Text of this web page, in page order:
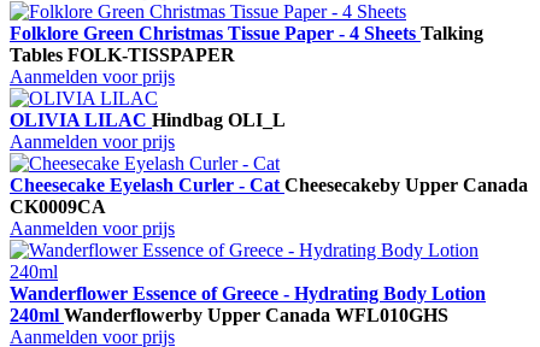
Folklore Green Christmas Tissue Paper - 4 Sheets Talking
Tables FOLK-TISSPAPER
Aanmelden voor prijs
OLIVIA LILAC Hindbag OLI_L
Aanmelden voor prijs
Cheesecake Eyelash Curler - Cat Cheesecakeby Upper Canada
CK0009CA
Aanmelden voor prijs
Wanderflower Essence of Greece - Hydrating Body Lotion
240ml Wanderflowerby Upper Canada WFL010GHS
Aanmelden voor prijs